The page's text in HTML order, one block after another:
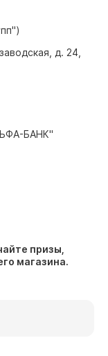
д. 24,
БАНК"
призы,
магазина.